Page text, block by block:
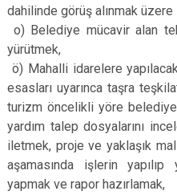
dahilinde görüş alınmak üzere
o) Belediye mücavir alan
yürütmek,
ö) Mahalli idarelere
esasları uyarınca taşra
turizm öncelikli yöre
yardım talep dosyalarını
iletmek, proje ve yaklaşık
aşamasında işlerin
yapmak ve rapor hazırlamak,